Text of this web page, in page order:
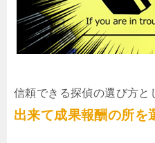
信頼できる探偵の選び方と
出来て成果報酬の所を